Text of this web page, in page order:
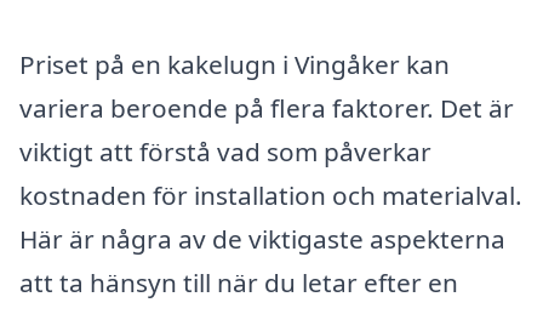
Priset på en kakelugn i Vingåker kan
variera beroende på flera faktorer. Det är
viktigt att förstå vad som påverkar
kostnaden för installation och materialval.
Här är några av de viktigaste aspekterna
att ta hänsyn till när du letar efter en